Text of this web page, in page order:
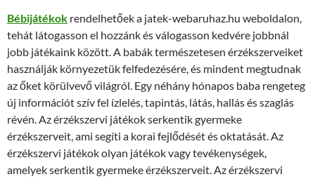
Bébijátékok rendelhetőek a jatek-webaruhaz.hu weboldalon,
tehát látogasson el hozzánk és válogasson kedvére jobbnál
jobb játékaink között. A babák természetesen érzékszerveiket
használják környezetük felfedezésére, és mindent megtudnak
az őket körülvevő világról. Egy néhány hónapos baba rengeteg
új információt szív fel ízlelés, tapintás, látás, hallás és szaglás
révén. Az érzékszervi játékok serkentik gyermeke
érzékszerveit, ami segíti a korai fejlődését és oktatását. Az
érzékszervi játékok olyan játékok vagy tevékenységek,
amelyek serkentik gyermeke érzékszerveit. Az érzékszervi